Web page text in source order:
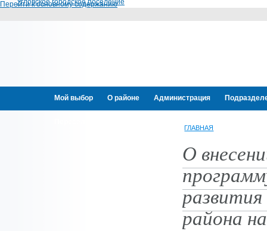
Перейти к основному содержанию
Угловское городское поселение
Мой выбор О районе Администрация
ГЛАВНАЯ
О
развития
района